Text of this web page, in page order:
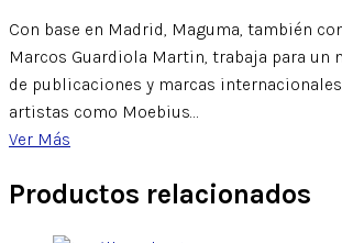
Con base en Madrid, Maguma, también
Marcos Guardiola Martin, trabaja para un
de publicaciones y marcas
artistas como Moebius…
Ver Más
Productos relacionados